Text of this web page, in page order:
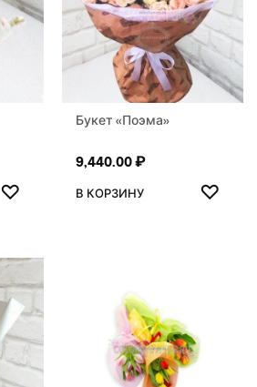
♡
ДОБАВИТЬ В ИЗБРАННОЕ
Букет «Поэма»
9,440.00₽
В КОРЗИНУ ♡